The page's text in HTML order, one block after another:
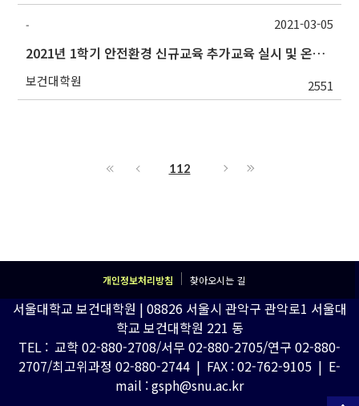
-
2021년 1학기 안전환경 신규교육 추가교육 실시 및 온라인(강좌)교육 수강기간 연장 안내
보건대학원 2551
2021-03-05
112
개인정보처리방침 찾아오시는 길
서울대학교 보건대학원 | 08826 서울시 관악구 관악로1 서울대
학교 보건대학원 221 동
TEL : 교학 02-880-2708/서무 02-880-2705/연구 02-880-
2707/최고위과정 02-880-2744 | FAX : 02-762-9105 | E-
mail : gsph@snu.ac.kr